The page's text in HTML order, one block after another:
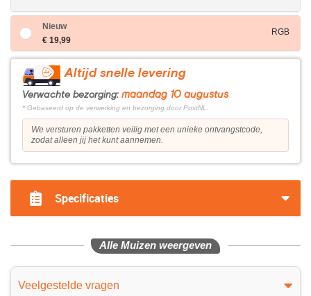
Nieuw
€ 19,99
RGB
Altijd snelle levering
Verwachte bezorging: maandag 10 augustus
* Gebaseerd op de verwerking en bezorging door PostNL.
We versturen pakketten veilig met een unieke ontvangstcode,
zodat alleen jij het kunt aannemen.
Specificaties
Alle Muizen weergeven
Veelgestelde vragen